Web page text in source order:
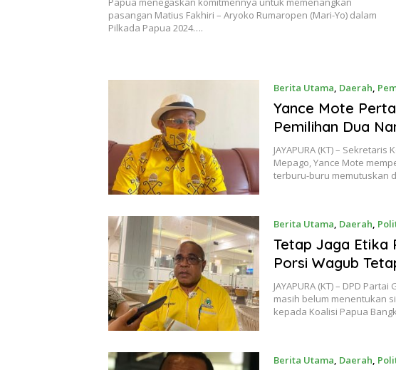
pasangan Matius Fakhiri – Aryoko Rumaropen (Mari-Yo) dalam
Pilkada Papua 2024….
Berita Utama, Daerah,
Yance Mote
Pemilihan Dua
JAYAPURA (KT) –
Mepago, Yance Mote
terburu-buru memutuskan
Berita Utama, Daerah,
Tetap Jaga Etika
Porsi Wagub
JAYAPURA (KT) – DPD
masih belum menentukan
kepada Koalisi Papua
Berita Utama, Daerah,